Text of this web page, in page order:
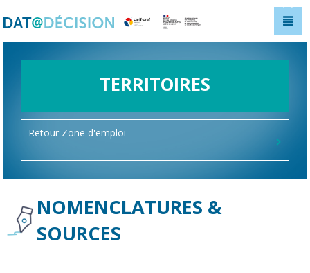
TERRITOIRES
Retour Zone d'emploi
NOMENCLATURES &
SOURCES
Panneau de gestion des cookies